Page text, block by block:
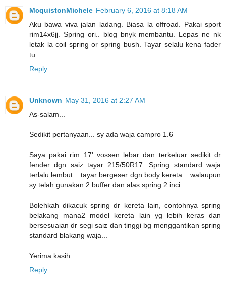
McquistonMichele February 6, 2016 at 8:18 AM
Aku bawa viva jalan ladang. Biasa la offroad. Pakai sport
rim14x6jj. Spring ori.. blog bnyk membantu. Lepas ne nk
letak la coil spring or spring bush. Tayar selalu kena fader
tu.
Reply
Unknown May 31, 2016 at 2:27 AM
As-salam...
Sedikit pertanyaan... sy ada waja campro 1.6
Saya pakai rim 17' vossen lebar dan terkeluar sedikit dr
fender dgn saiz tayar 215/50R17. Spring standard waja
terlalu lembut... tayar bergeser dgn body kereta... walaupun
sy telah gunakan 2 buffer dan alas spring 2 inci...
Bolehkah dikacuk spring dr kereta lain, contohnya spring
belakang mana2 model kereta lain yg lebih keras dan
bersesuaian dr segi saiz dan tinggi bg menggantikan spring
standard blakang waja...
Yerima kasih.
Reply